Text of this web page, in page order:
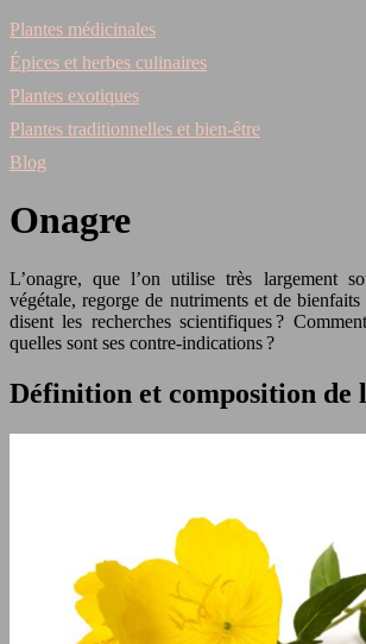
Plantes médicinales
Épices et herbes culinaires
Plantes exotiques
Plantes traditionnelles et bien-être
Blog
Onagre
L’onagre, que l’on utilise très largement
végétale, regorge de nutriments et de bienfaits
disent les recherches scientifiques ?
quelles sont ses contre-indications ?
Définition et composition de